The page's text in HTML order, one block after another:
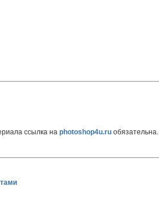
ссылка на photoshop4u.ru обязательна.